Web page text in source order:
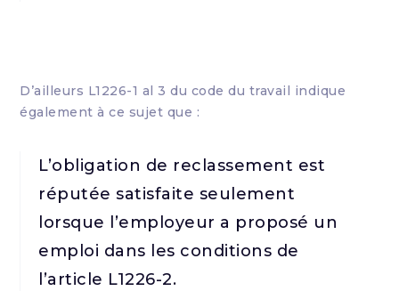
D’ailleurs L1226-1 al 3 du code du travail indique
également à ce sujet que :
L’obligation de reclassement est
réputée satisfaite seulement
lorsque l’employeur a proposé un
emploi dans les conditions de
l’article L1226-2.